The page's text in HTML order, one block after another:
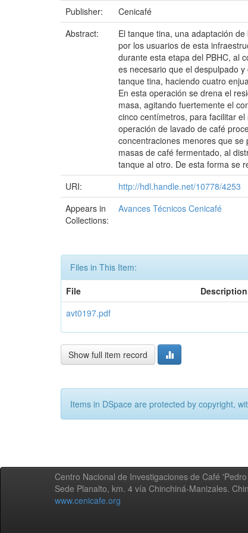
Publisher:
Cenicafé
Abstract:
El tanque tina, una adaptación
por los usuarios de esta
durante esta etapa del PBHC, al
es necesario que el despulpado
tanque tina, haciendo cuatro
En esta operación se drena el
masa, agitando fuertemente el
cinco centímetros, para facilitar
operación de lavado de café
concentraciones menores que
masas de café fermentado, al
tanque al otro. De esta forma se
URI:
http://hdl.handle.net/10778/4253
Appears in
Collections:
Avances Técnicos Cenicafé
Files in This Item:
File
Description
avt0197.pdf
Show full item record
Items in DSpace are protected by copyright,
Centro Nacional de Investigaciones de Café
Sede Planalto, km. 4 vía Chinchiná-Manizales.
www.cenicafe.org